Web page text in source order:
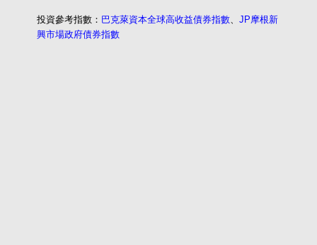
投資參考指數： 巴克萊資本全球高收益債券指數、 JP摩根新
興市場政府債券指數